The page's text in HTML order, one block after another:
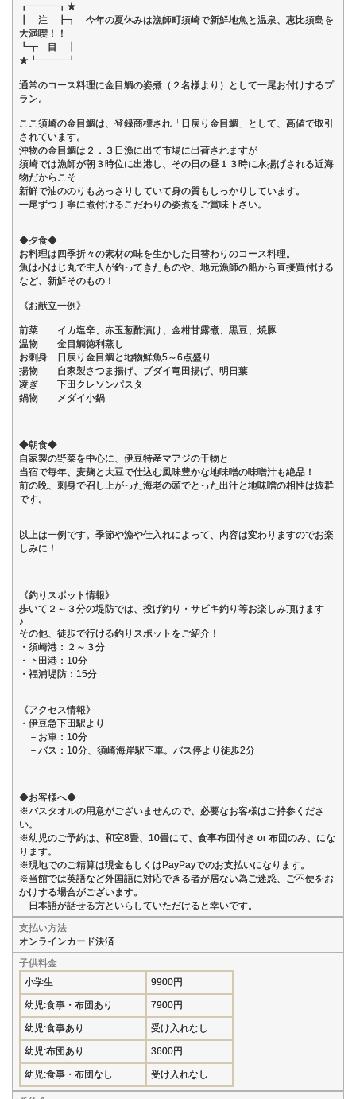
┏━━━┓★
┃ 注 ┣┓ 今年の夏休みは漁師町須崎で新鮮地魚と温泉、恵比須島を
大満喫！！
┗┳ 目 ┃
★┗━━━┛
通常のコース料理に金目鯛の姿煮（２名様より）として一尾お付けするプ
ラン。
ここ須崎の金目鯛は、登録商標され「日戻り金目鯛」として、高値で取引
されています。
沖物の金目鯛は２．３日漁に出て市場に出荷されますが
須崎では漁師が朝３時位に出港し、その日の昼１３時に水揚げされる近海
物だからこそ
新鮮で油ののりもあっさりしていて身の質もしっかりしています。
一尾ずつ丁寧に煮付けるこだわりの姿煮をご賞味下さい。
◆夕食◆
お料理は四季折々の素材の味を生かした日替わりのコース料理。
魚は小はじ丸で主人が釣ってきたものや、地元漁師の船から直接買付ける
など、新鮮そのもの！
《お献立一例》
前菜 イカ塩辛、赤玉葱酢漬け、金柑甘露煮、黒豆、焼豚
温物 金目鯛徳利蒸し
お刺身 日戻り金目鯛と地物鮮魚5～6点盛り
揚物 自家製さつま揚げ、ブダイ竜田揚げ、明日葉
凌ぎ 下田クレソンパスタ
鍋物 メダイ小鍋
◆朝食◆
自家製の野菜を中心に、伊豆特産マアジの干物と
当宿で毎年、麦麹と大豆で仕込む風味豊かな地味噌の味噌汁も絶品！
前の晩、刺身で召し上がった海老の頭でとった出汁と地味噌の相性は抜群
です。
以上は一例です。季節や漁や仕入れによって、内容は変わりますのでお楽
しみに！
《釣りスポット情報》
歩いて２～３分の堤防では、投げ釣り・サビキ釣り等お楽しみ頂けます
♪
その他、徒歩で行ける釣りスポットをご紹介！
・須崎港：２～３分
・下田港：10分
・福浦堤防：15分
《アクセス情報》
・伊豆急下田駅より
－お車：10分
－バス：10分、須崎海岸駅下車。バス停より徒歩2分
◆お客様へ◆
※バスタオルの用意がございませんので、必要なお客様はご持参くださ
い。
※幼児のご予約は、和室8畳、10畳にて、食事布団付き or 布団のみ、にな
ります。
※現地でのご精算は現金もしくはPayPayでのお支払いになります。
※当館では英語など外国語に対応できる者が居ない為ご迷惑、ご不便をお
かけする場合がございます。
日本語が話せる方といらしていただけると幸いです。
支払い方法
オンラインカード決済
子供料金
小学生
9900円
幼児:食事・布団あり 7900円
幼児:食事あり 受け入れなし
幼児:布団あり 3600円
幼児:食事・布団なし 受け入れなし